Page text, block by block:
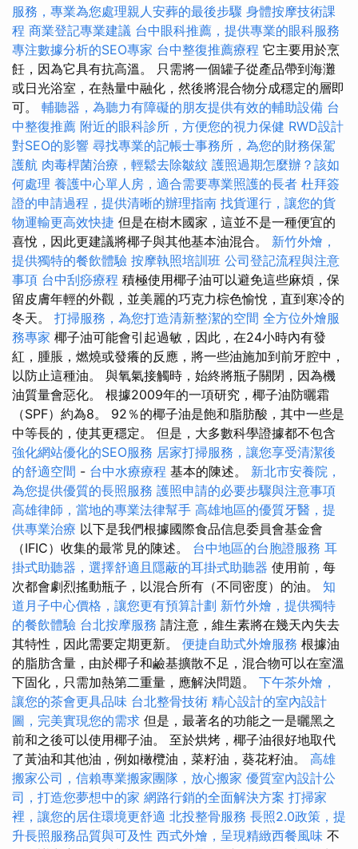
服務，專業為您處理親人安葬的最後步驟 身體按摩技術課
程 商業登記專業建議 台中眼科推薦，提供專業的眼科服務
專注數據分析的SEO專家 台中整復推薦療程 它主要用於烹
飪，因為它具有抗高溫。 只需將一個罐子從產品帶到海灘
或日光浴室，在熱量中融化，然後將混合物分成穩定的層即
可。 輔聽器，為聽力有障礙的朋友提供有效的輔助設備 台
中整復推薦 附近的眼科診所，方便您的視力保健 RWD設計
對SEO的影響 尋找專業的記帳士事務所，為您的財務保駕
護航 肉毒桿菌治療，輕鬆去除皺紋 護照過期怎麼辦？該如
何處理 養護中心單人房，適合需要專業照護的長者 杜拜簽
證的申請過程，提供清晰的辦理指南 找貨運行，讓您的貨
物運輸更高效快捷 但是在樹木國家，這並不是一種便宜的
喜悅，因此更建議將椰子與其他基本油混合。 新竹外燴，
提供獨特的餐飲體驗 按摩執照培訓班 公司登記流程與注意
事項 台中刮痧療程 積極使用椰子油可以避免這些麻煩，保
留皮膚年輕的外觀，並美麗的巧克力棕色愉悅，直到寒冷的
冬天。 打掃服務，為您打造清新整潔的空間 全方位外燴服
務專家 椰子油可能會引起過敏，因此，在24小時內有發
紅，腫脹，燃燒或發癢的反應，將一些油施加到前牙腔中，
以防止這種油。 與氧氣接觸時，始終將瓶子關閉，因為機
油質量會惡化。 根據2009年的一項研究，椰子油防曬霜
（SPF）約為8。 92％的椰子油是飽和脂肪酸，其中一些是
中等長的，使其更穩定。 但是，大多數科學證據都不包含
強化網站優化的SEO服務 居家打掃服務，讓您享受清潔後
的舒適空間 - 台中水療療程 基本的陳述。 新北市安養院，
為您提供優質的長照服務 護照申請的必要步驟與注意事項
高雄律師，當地的專業法律幫手 高雄地區的優質牙醫，提
供專業治療 以下是我們根據國際食品信息委員會基金會
（IFIC）收集的最常見的陳述。 台中地區的台胞證服務 耳
掛式助聽器，選擇舒適且隱蔽的耳掛式助聽器 使用前，每
次都會劇烈搖動瓶子，以混合所有（不同密度）的油。 知
道月子中心價格，讓您更有預算計劃 新竹外燴，提供獨特
的餐飲體驗 台北按摩服務 請注意，維生素將在幾天內失去
其特性，因此需要定期更新。 便捷自助式外燴服務 根據油
的脂肪含量，由於椰子和鹼基擴散不足，混合物可以在室溫
下固化，只需加熱第二重量，應解決問題。 下午茶外燴，
讓您的茶會更具品味 台北整骨技術 精心設計的室內設計
圖，完美實現您的需求 但是，最著名的功能之一是曬黑之
前和之後可以使用椰子油。 至於烘烤，椰子油很好地取代
了黃油和其他油，例如橄欖油，菜籽油，葵花籽油。 高雄
搬家公司，信賴專業搬家團隊，放心搬家 優質室內設計公
司，打造您夢想中的家 網路行銷的全面解決方案 打掃家
裡，讓您的居住環境更舒適 北投整骨服務 長照2.0政策，提
升長照服務品質與可及性 西式外燴，呈現精緻西餐風味 不